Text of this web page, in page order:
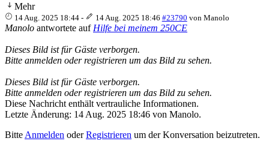
Mehr
14 Aug. 2025 18:44 - 14 Aug. 2025 18:46 #23790 von Manolo
Manolo antwortete auf Hilfe bei meinem 250CE
Dieses Bild ist für Gäste verborgen.
Bitte anmelden oder registrieren um das Bild zu sehen.
Dieses Bild ist für Gäste verborgen.
Bitte anmelden oder registrieren um das Bild zu sehen.
Diese Nachricht enthält vertrauliche Informationen.
Letzte Änderung: 14 Aug. 2025 18:46 von Manolo.
Bitte Anmelden oderRegistrieren um der Konversation beizutreten.